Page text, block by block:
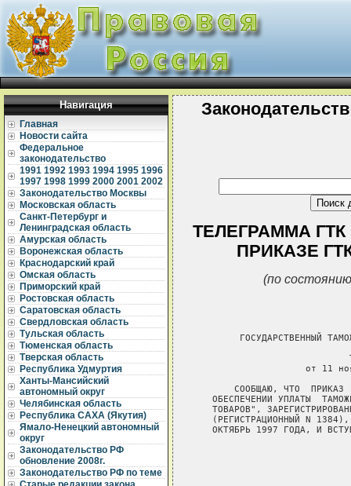
Навигация
Главная
Новости сайта
Федеральное
законодательство
1991 1992 1993 1994 1995 1996
1997 1998 1999 2000 2001 2002
Законодательство Москвы
Московская область
Санкт-Петербург и
Ленинградская область
Амурская область
Воронежская область
Краснодарский край
Омская область
Приморский край
Ростовская область
Саратовская область
Свердловская область
Тульская область
Тюменская область
Тверская область
Республика Удмуртия
Ханты-Мансийский
автономный округ
Челябинская область
Республика САХА (Якутия)
Ямало-Ненецкий автономный
округ
Законодательство РФ
обновление 2008г.
Законодательство РФ по теме
ТЕЛЕГРАММА ГТК
ПРИКАЗЕ
(по
ГОСУДАРСТВЕННЫЙ
от 11
СООБЩАЮ, ЧТО  ПРИКАЗ
ОБЕСПЕЧЕНИИ УПЛАТЫ
ТОВАРОВ",
(РЕГИСТРАЦИОННЫЙ N
ОКТЯБРЬ 1997 ГОДА, И